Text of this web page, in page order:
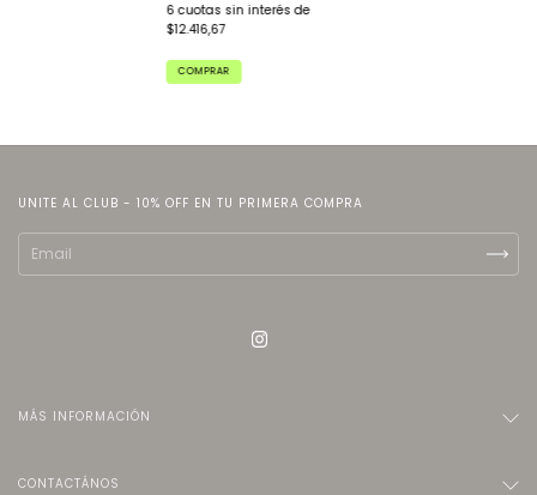
6 cuotas sin interés de
$12.416,67
COMPRAR
UNITE AL CLUB - 10% OFF EN TU PRIMERA COMPRA
MÁS INFORMACIÓN
CONTACTÁNOS